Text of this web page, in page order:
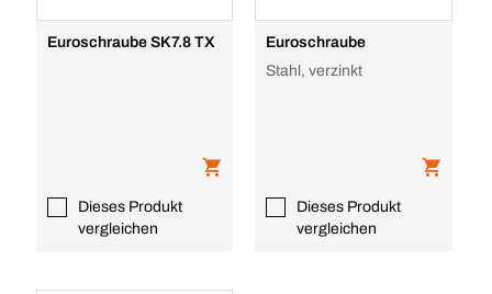
Euroschraube SK7.8 TX
Dieses Produkt
vergleichen
Euroschraube
Stahl, verzinkt
Dieses Produkt
vergleichen